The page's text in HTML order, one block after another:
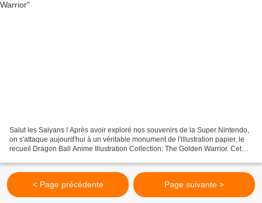
Salut les Saiyans ! Après avoir exploré nos souvenirs de la Super Nintendo,
on s'attaque aujourd'hui à un véritable monument de l'illustration papier, le
recueil Dragon Ball Anime Illustration Collection: The Golden Warrior. Cet
< Page précédente Page suivante >